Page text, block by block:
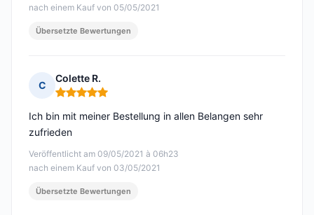
nach einem Kauf von 05/05/2021
Übersetzte Bewertungen
C
Colette R.
Hinweis: 5 von 5
Veröffentlicht am 09/05/2021 à 06h23
nach einem Kauf von 03/05/2021
Ich bin mit meiner Bestellung in allen Belangen sehr
zufrieden
Übersetzte Bewertungen